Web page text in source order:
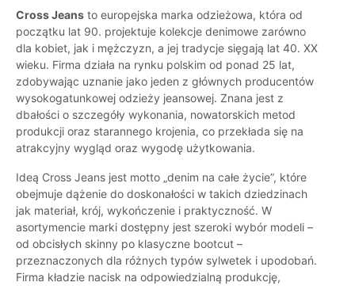
Cross Jeans to europejska marka odzieżowa, która od
początku lat 90. projektuje kolekcje denimowe zarówno
dla kobiet, jak i mężczyzn, a jej tradycje sięgają lat 40. XX
wieku. Firma działa na rynku polskim od ponad 25 lat,
zdobywając uznanie jako jeden z głównych producentów
wysokogatunkowej odzieży jeansowej. Znana jest z
dbałości o szczegóły wykonania, nowatorskich metod
produkcji oraz starannego krojenia, co przekłada się na
atrakcyjny wygląd oraz wygodę użytkowania.
Ideą Cross Jeans jest motto „denim na całe życie”, które
obejmuje dążenie do doskonałości w takich dziedzinach
jak materiał, krój, wykończenie i praktyczność. W
asortymencie marki dostępny jest szeroki wybór modeli –
od obcisłych skinny po klasyczne bootcut –
przeznaczonych dla różnych typów sylwetek i upodobań.
Firma kładzie nacisk na odpowiedzialną produkcję,